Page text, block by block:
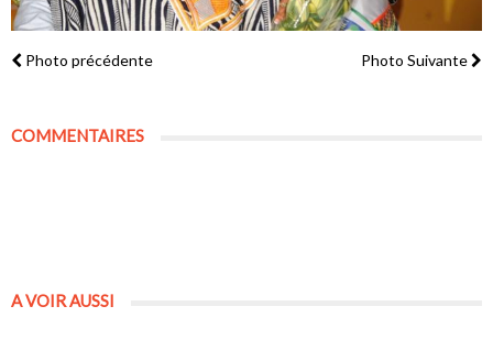
Photo précédente Photo Suivante
COMMENTAIRES
A VOIR AUSSI